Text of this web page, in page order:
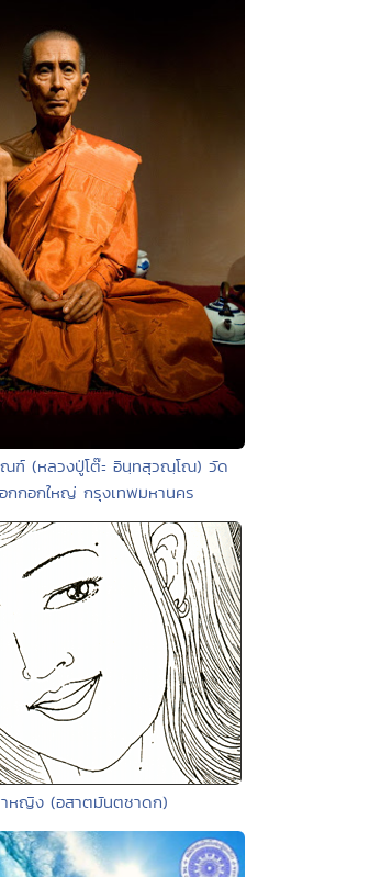
ณฑ์ (หลวงปู่โต๊ะ อินฺทสุวณฺโณ) วัด
กกอกใหญ่ กรุงเทพมหานคร
หญิง (อสาตมันตชาดก)